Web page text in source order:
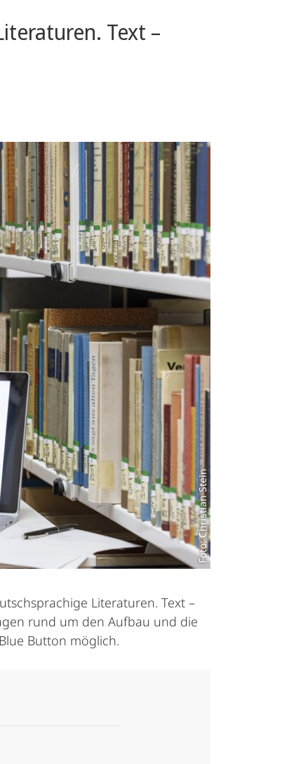
Text –
Foto: Christian Stein
Literaturen. Text –
rund um den Aufbau und die
Button möglich.